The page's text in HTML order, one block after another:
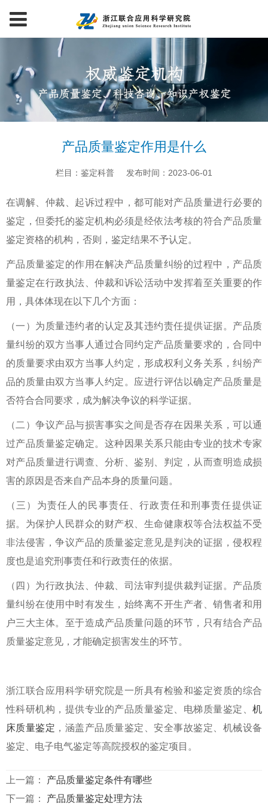
产品质量鉴定作用是什么
栏目：鉴定科普 发布时间：2023-06-01
在调解、仲裁、起诉过程中，都可能对产品质量进行必要的
鉴定，但委托的鉴定机构必须是经依法考核的符合产品质量
鉴定资格的机构，否则，鉴定结果不予认定。
产品质量鉴定的作用在解决产品质量纠纷的过程中，产品质
量鉴定在行政执法、仲裁和诉讼活动中发挥着至关重要的作
用，具体体现在以下几个方面：
（一）为质量违约者的认定及其违约责任提供证据。产品质
量纠纷的双方当事人通过合同约定产品质量要求的，合同中
的质量要求由双方当事人约定，形成权利义务关系，纠纷产
品的质量由双方当事人约定。应进行评估以确定产品质量是
否符合合同要求，成为解决争议的科学证据。
（二）争议产品与损害事实之间是否存在因果关系，可以通
过产品质量鉴定确定。这种因果关系只能由专业的技术专家
对产品质量进行调查、分析、鉴别、判定，从而查明造成损
害的原因是否来自产品本身的质量问题。
（三）为责任人的民事责任、行政责任和刑事责任提供证
据。为保护人民群众的财产权、生命健康权等合法权益不受
非法侵害，争议产品的质量鉴定意见是判决的证据，侵权程
度也是追究刑事责任和行政责任的依据。
（四）为行政执法、仲裁、司法审判提供裁判证据。产品质
量纠纷在使用中时有发生，始终离不开生产者、销售者和用
户三大主体。至于造成产品质量问题的环节，只有结合产品
质量鉴定意见，才能确定损害发生的环节。
浙江联合应用科学研究院是一所具有检验和鉴定资质的综合
性科研机构，提供专业的产品质量鉴定、电梯质量鉴定、 机
床质量鉴定 ，涵盖产品质量鉴定、安全事故鉴定、机械设备
鉴定、电子电气鉴定等高院授权的鉴定项目。
上一篇： 产品质量鉴定条件有哪些
下一篇： 产品质量鉴定处理方法